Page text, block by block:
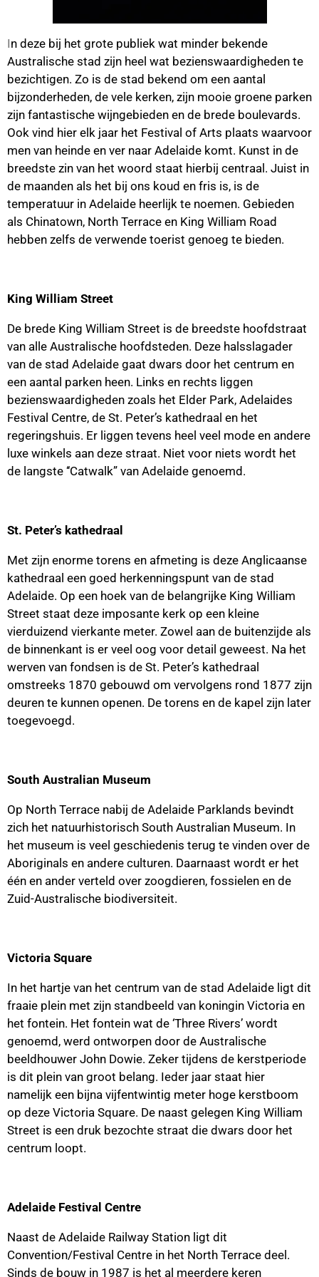
n deze bij het grote publiek wat minder bekende
Australische stad zijn heel wat bezienswaardigheden te
bezichtigen. Zo is de stad bekend om een aantal
bijzonderheden, de vele kerken, zijn mooie groene parken
zijn fantastische wijngebieden en de brede boulevards.
Ook vind hier elk jaar het Festival of Arts plaats waarvoor
men van heinde en ver naar Adelaide komt. Kunst in de
breedste zin van het woord staat hierbij centraal. Juist in
de maanden als het bij ons koud en fris is, is de
temperatuur in Adelaide heerlijk te noemen. Gebieden
als Chinatown, North Terrace en King William Road
hebben zelfs de verwende toerist genoeg te bieden.
King William Street
De brede King William Street is de breedste hoofdstraat
van alle Australische hoofdsteden. Deze halsslagader
van de stad Adelaide gaat dwars door het centrum en
een aantal parken heen. Links en rechts liggen
bezienswaardigheden zoals het Elder Park, Adelaides
Festival Centre, de St. Peter’s kathedraal en het
regeringshuis. Er liggen tevens heel veel mode en andere
luxe winkels aan deze straat. Niet voor niets wordt het
de langste ‘‘Catwalk” van Adelaide genoemd.
St. Peter’s kathedraal
Met zijn enorme torens en afmeting is deze Anglicaanse
kathedraal een goed herkenningspunt van de stad
Adelaide. Op een hoek van de belangrijke King William
Street staat deze imposante kerk op een kleine
vierduizend vierkante meter. Zowel aan de buitenzijde als
de binnenkant is er veel oog voor detail geweest. Na het
werven van fondsen is de St. Peter’s kathedraal
omstreeks 1870 gebouwd om vervolgens rond 1877 zijn
deuren te kunnen openen. De torens en de kapel zijn later
toegevoegd.
South Australian Museum
Op North Terrace nabij de Adelaide Parklands bevindt
zich het natuurhistorisch South Australian Museum. In
het museum is veel geschiedenis terug te vinden over de
Aboriginals en andere culturen. Daarnaast wordt er het
één en ander verteld over zoogdieren, fossielen en de
Zuid-Australische biodiversiteit.
Victoria Square
In het hartje van het centrum van de stad Adelaide ligt dit
fraaie plein met zijn standbeeld van koningin Victoria en
het fontein. Het fontein wat de ‘Three Rivers’ wordt
genoemd, werd ontworpen door de Australische
beeldhouwer John Dowie. Zeker tijdens de kerstperiode
is dit plein van groot belang. Ieder jaar staat hier
namelijk een bijna vijfentwintig meter hoge kerstboom
op deze Victoria Square. De naast gelegen King William
Street is een druk bezochte straat die dwars door het
centrum loopt.
Adelaide Festival Centre
Naast de Adelaide Railway Station ligt dit
Convention/Festival Centre in het North Terrace deel.
Sinds de bouw in 1987 is het al meerdere keren